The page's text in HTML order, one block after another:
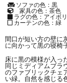
ソファの色：黒
家具の色：茶色
ラグの色：アイボ
カーテンの色：緑
間口が短い方の壁に
に向かって黒の寝椅
床に黒の模様が入っ
同じミディアムブラ
のファブリックチェ
い緑。自然を感じる